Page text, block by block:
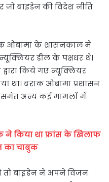
जो बाइडेन की विदेश नीति
ओबामा के शासनकाल में
डील के पक्षधर थे।
किये गए न्यूक्लियर
था। बराक ओबामा प्रशासन
समेत अन्य कई मामलों में
ने किया था फ्रांस के खिलाफ
का चाबुक
तो बाइडेन ने अपने विजन